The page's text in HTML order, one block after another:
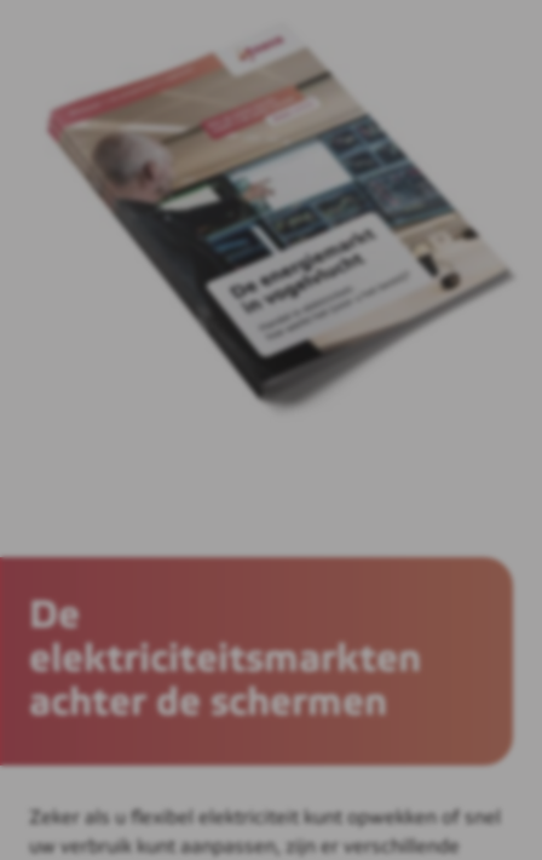
De
elektriciteitsmarkten
achter de schermen
Zeker als u flexibel elektriciteit kunt opwekken of snel
uw verbruik kunt aanpassen, zijn er verschillende